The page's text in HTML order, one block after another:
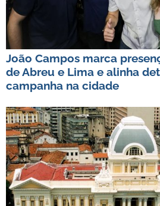
João Campos marca
de Abreu e Lima e alinha
campanha na cidade